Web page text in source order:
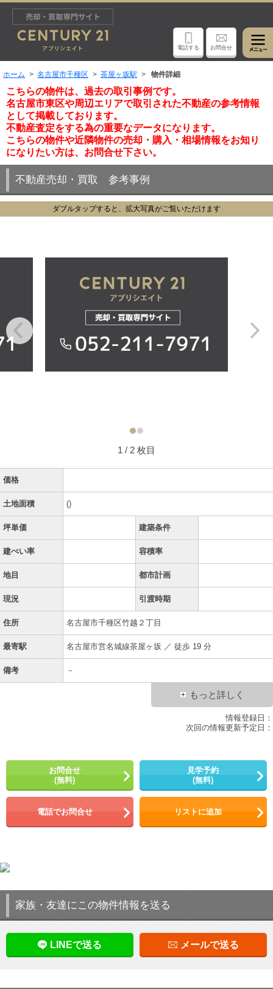
電話する お問合せ
ホーム 名古屋市千種区 茶屋ヶ坂駅 物件詳細
こちらの物件は、過去の取引事例です。
名古屋市東区や周辺エリアで取引された不動産の参考情報
として掲載しております。
不動産査定をする為の重要なデータになります。
こちらの物件や近隣物件の売却・購入・相場情報をお知り
になりたい方は、お問合せ下さい。
不動産売却・買取 参考事例
ダブルタップすると、拡大写真がご覧いただけます
1 / 2 枚目
価格
土地面積 ()
坪単価 建築条件
建ぺい率 容積率
地目 都市計画
現況 引渡時期
住所 名古屋市千種区竹越２丁目
最寄駅 名古屋市営名城線茶屋ヶ坂 ／ 徒歩 19 分
備考 －
もっと詳しく
情報登録日：
次回の情報更新予定日：
お問合せ
(無料)
見学予約
(無料)
電話でお問合せ リストに追加
家族・友達にこの物件情報を送る
LINEで送る メールで送る